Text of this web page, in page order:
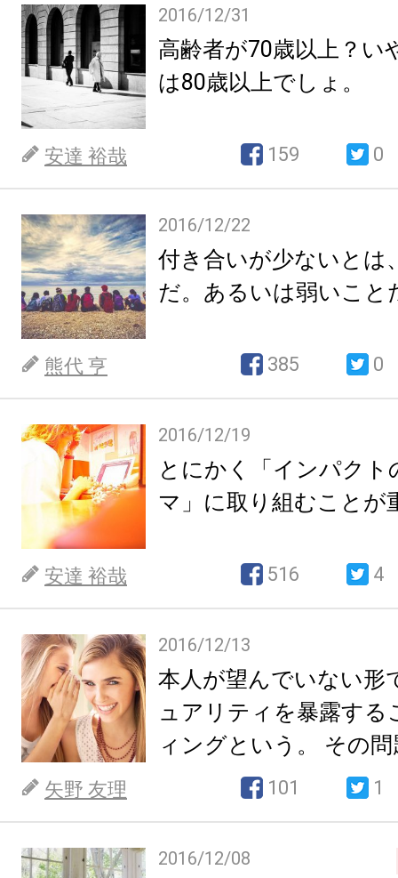
2016/12/31
高齢者が70歳以上？い
は80歳以上でしょ。
安達 裕哉 159 0
2016/12/22
付き合いが少ないとは
だ。あるいは弱いこと
熊代 亨 385 0
2016/12/19
とにかく「インパクト
マ」に取り組むことが
安達 裕哉 516 4
2016/12/13
本人が望んでいない形
ュアリティを暴露する
ィングという。 その
矢野 友理 101 1
2016/12/08